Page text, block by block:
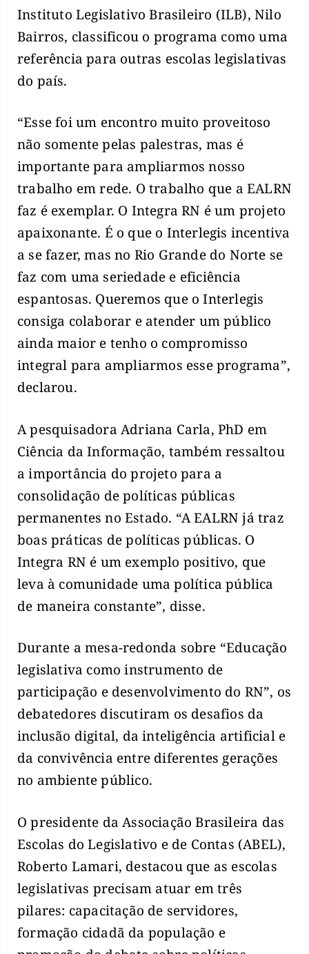
Instituto Legislativo Brasileiro (ILB), Nilo
Bairros, classificou o programa como uma
referência para outras escolas legislativas
do país.
“Esse foi um encontro muito proveitoso
não somente pelas palestras, mas é
importante para ampliarmos nosso
trabalho em rede. O trabalho que a EALRN
faz é exemplar. O Integra RN é um projeto
apaixonante. É o que o Interlegis incentiva
a se fazer, mas no Rio Grande do Norte se
faz com uma seriedade e eficiência
espantosas. Queremos que o Interlegis
consiga colaborar e atender um público
ainda maior e tenho o compromisso
integral para ampliarmos esse programa”,
declarou.
A pesquisadora Adriana Carla, PhD em
Ciência da Informação, também ressaltou
a importância do projeto para a
consolidação de políticas públicas
permanentes no Estado. “A EALRN já traz
boas práticas de políticas públicas. O
Integra RN é um exemplo positivo, que
leva à comunidade uma política pública
de maneira constante”, disse.
Durante a mesa-redonda sobre “Educação
legislativa como instrumento de
participação e desenvolvimento do RN”, os
debatedores discutiram os desafios da
inclusão digital, da inteligência artificial e
da convivência entre diferentes gerações
no ambiente público.
O presidente da Associação Brasileira das
Escolas do Legislativo e de Contas (ABEL),
Roberto Lamari, destacou que as escolas
legislativas precisam atuar em três
pilares: capacitação de servidores,
formação cidadã da população e